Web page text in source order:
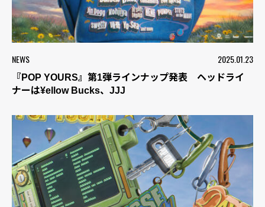
NEWS 2025.01.23
『POP YOURS』第1弾ラインナップ発表 ヘッドライ
ナーは¥ellow Bucks、JJJ